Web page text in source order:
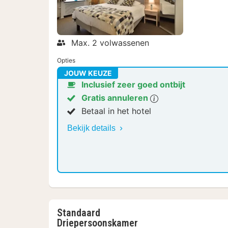
Max. 2 volwassenen
Opties
JOUW KEUZE
Inclusief zeer goed ontbijt
Gratis annuleren
Betaal in het hotel
Bekijk details
Standaard
Driepersoonskamer